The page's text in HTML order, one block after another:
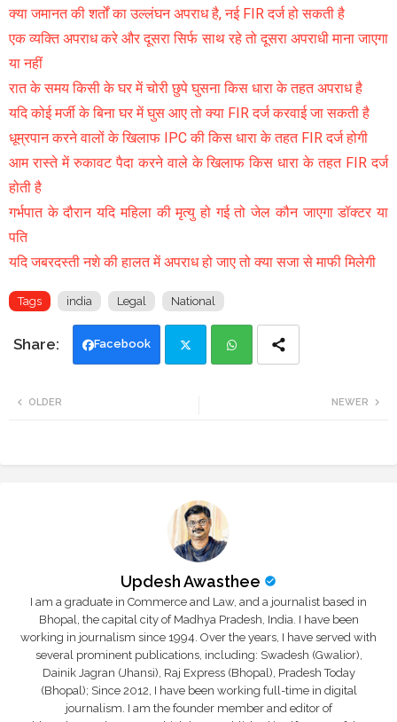
क्या जमानत की शर्तों का उल्लंघन अपराध है, नई FIR दर्ज हो सकती है
एक व्यक्ति अपराध करे और दूसरा सिर्फ साथ रहे तो दूसरा अपराधी माना जाएगा
या नहीं
रात के समय किसी के घर में चोरी छुपे घुसना किस धारा के तहत अपराध है
यदि कोई मर्जी के बिना घर में घुस आए तो क्या FIR दर्ज करवाई जा सकती है
धूम्रपान करने वालों के खिलाफ IPC की किस धारा के तहत FIR दर्ज होगी
आम रास्ते में रुकावट पैदा करने वाले के खिलाफ किस धारा के तहत FIR दर्ज
होती है
गर्भपात के दौरान यदि महिला की मृत्यु हो गई तो जेल कौन जाएगा डॉक्टर या
पति
यदि जबरदस्ती नशे की हालत में अपराध हो जाए तो क्या सजा से माफी मिलेगी
Tags india Legal National
Facebook
NEWER
OLDER
Updesh Awasthee
I am a graduate in Commerce and Law, and a journalist based in
Bhopal, the capital city of Madhya Pradesh, India. I have been
working in journalism since 1994. Over the years, I have served with
several prominent publications, including: Swadesh (Gwalior),
Dainik Jagran (Jhansi), Raj Express (Bhopal), Pradesh Today
(Bhopal); Since 2012, I have been working full-time in digital
journalism. I am the founder member and editor of